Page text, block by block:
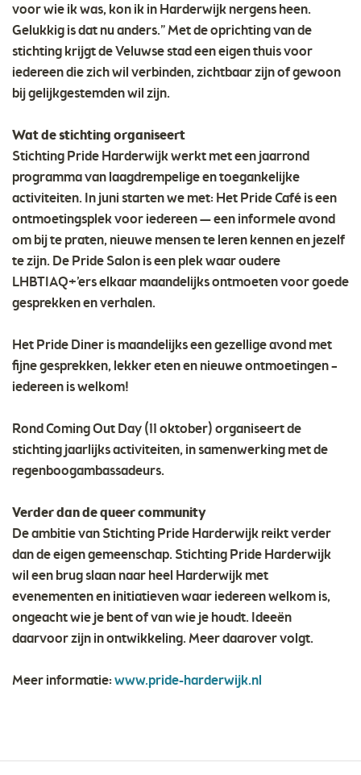
voor wie ik was, kon ik in Harderwijk nergens heen.
Gelukkig is dat nu anders.” Met de oprichting van de
stichting krijgt de Veluwse stad een eigen thuis voor
iedereen die zich wil verbinden, zichtbaar zijn of gewoon
bij gelijkgestemden wil zijn.
Wat de stichting organiseert
Stichting Pride Harderwijk werkt met een jaarrond
programma van laagdrempelige en toegankelijke
activiteiten. In juni starten we met: Het Pride Café is een
ontmoetingsplek voor iedereen — een informele avond
om bij te praten, nieuwe mensen te leren kennen en jezelf
te zijn. De Pride Salon is een plek waar oudere
LHBTIAQ+’ers elkaar maandelijks ontmoeten voor goede
gesprekken en verhalen.
Het Pride Diner is maandelijks een gezellige avond met
fijne gesprekken, lekker eten en nieuwe ontmoetingen –
iedereen is welkom!
Rond Coming Out Day (11 oktober) organiseert de
stichting jaarlijks activiteiten, in samenwerking met de
regenboogambassadeurs.
Verder dan de queer community
De ambitie van Stichting Pride Harderwijk reikt verder
dan de eigen gemeenschap. Stichting Pride Harderwijk
wil een brug slaan naar heel Harderwijk met
evenementen en initiatieven waar iedereen welkom is,
ongeacht wie je bent of van wie je houdt. Ideeën
daarvoor zijn in ontwikkeling. Meer daarover volgt.
Meer informatie:www.pride-harderwijk.nl